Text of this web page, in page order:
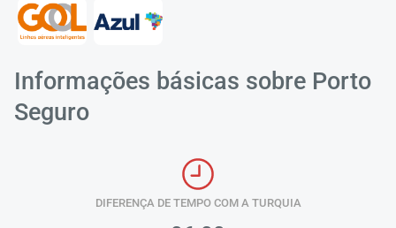
Informações básicas sobre Porto
Seguro
DIFERENÇA DE TEMPO COM A TURQUIA